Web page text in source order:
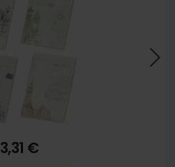
3,31 €